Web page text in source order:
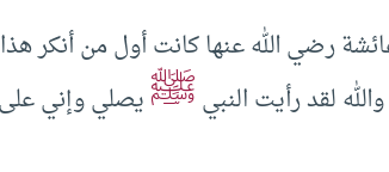
رضي الله عنها كانت أول من أنكر
لقد رأيت النبيﷺيصلي وإني على